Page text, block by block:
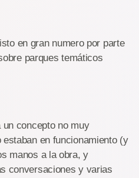
en gran numero por parte
parques temáticos
concepto no muy
estaban en funcionamiento (y
manos a la obra, y
conversaciones y varias